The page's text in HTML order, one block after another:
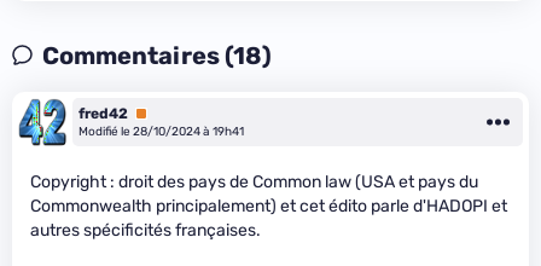
Commentaires (18)
fred42 Premium
Modifié le 28/10/2024 à 19h41
Copyright : droit des pays de Common law (USA et pays du
Commonwealth principalement) et cet édito parle d'HADOPI et
autres spécificités françaises.